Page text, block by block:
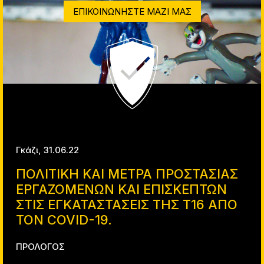
ΕΠΙΚΟΙΝΩΝΉΣΤΕ ΜΑΖΊ ΜΑΣ
Γκάζι, 31.06.22
ΠΟΛΙΤΙΚΗ ΚΑΙ ΜΕΤΡΑ ΠΡΟΣΤΑΣΙΑΣ
ΕΡΓΑΖΟΜΕΝΩΝ ΚΑΙ ΕΠΙΣΚΕΠΤΩΝ
ΣΤΙΣ ΕΓΚΑΤΑΣΤΑΣΕΙΣ ΤΗΣ T16 ΑΠΟ
ΤΟΝ COVID-19.
ΠΡΟΛΟΓΟΣ